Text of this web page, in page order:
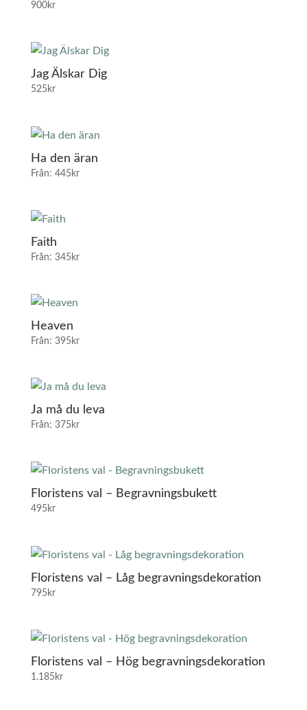
900kr
Jag Älskar Dig
525kr
Ha den äran
Från: 445kr
Faith
Från: 345kr
Heaven
Från: 395kr
Ja må du leva
Från: 375kr
Floristens val – Begravningsbukett
495kr
Floristens val – Låg begravningsdekoration
795kr
Floristens val – Hög begravningsdekoration
1.185kr